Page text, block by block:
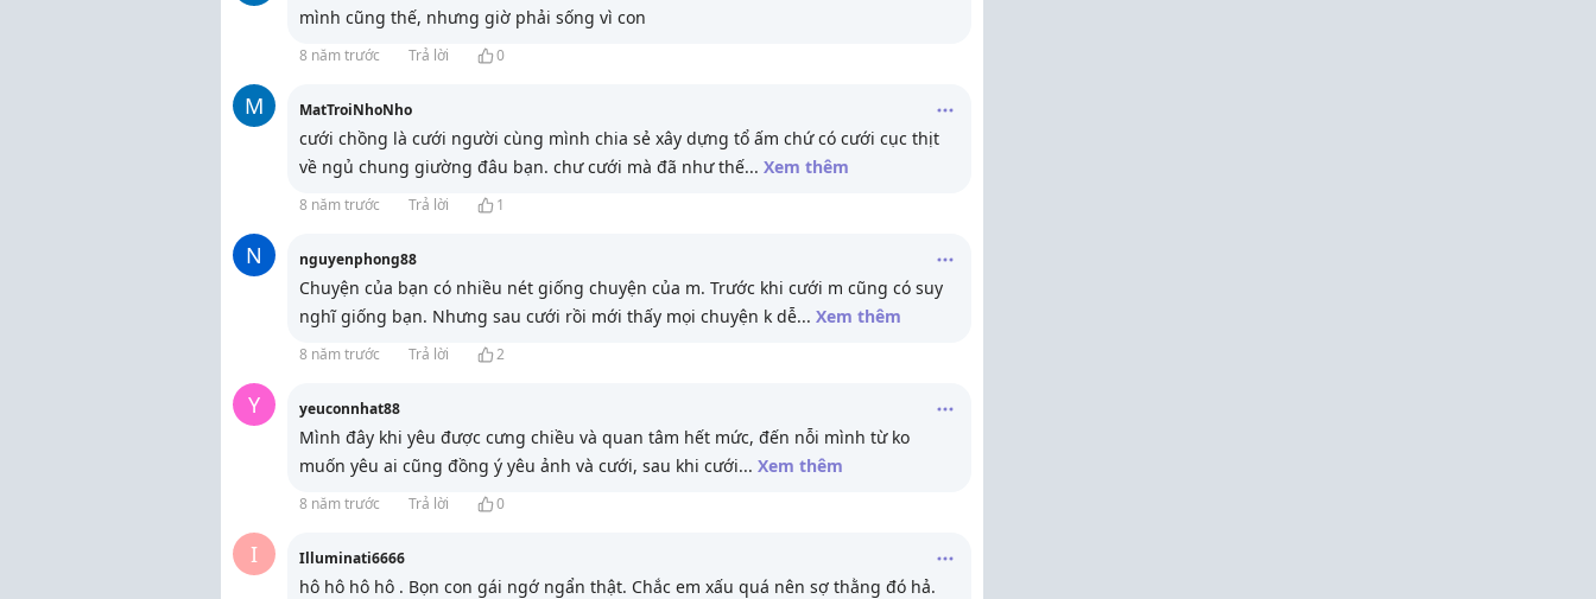
mình cũng thế, nhưng giờ phải sống vì con
8 năm trước Trả lời 0
M MatTroiNhoNho
cưới chồng là cưới người cùng mình chia sẻ xây dựng tổ ấm chứ có cưới cục thịt
về ngủ chung giường đâu bạn. chư cưới mà đã như thế... Xem thêm
8 năm trước Trả lời 1
N nguyenphong88
Chuyện của bạn có nhiều nét giống chuyện của m. Trước khi cưới m cũng có suy
nghĩ giống bạn. Nhưng sau cưới rồi mới thấy mọi chuyện k dễ... Xem thêm
8 năm trước Trả lời 2
Y yeuconnhat88
Mình đây khi yêu được cưng chiều và quan tâm hết mức, đến nỗi mình từ ko
muốn yêu ai cũng đồng ý yêu ảnh và cưới, sau khi cưới... Xem thêm
8 năm trước Trả lời 0
I Illuminati6666
hô hô hô hô . Bọn con gái ngớ ngẩn thật. Chắc em xấu quá nên sợ thằng đó hả.